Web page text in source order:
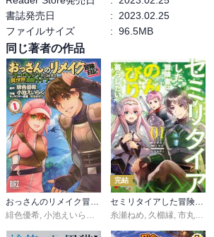
書誌発売日
:
2023.02.25
ファイルサイズ
: 96.5MB
同じ著者の作品
おっさんのリメイク冒険日記
緋色優希, 小池えいらく 市丸きすけ
完結
セミリタイアした冒険者はのんびり暮らしたい
糸瀬ねめ, 久櫛縁, 市丸きすけ